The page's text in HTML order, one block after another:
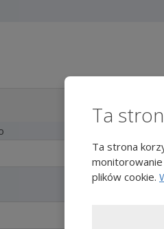
Ta
Ta strona
plików cookie.